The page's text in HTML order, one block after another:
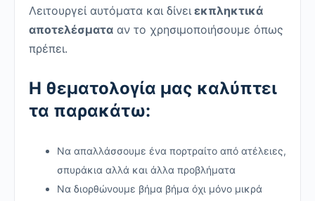
Λειτουργεί αυτόματα και δίνειεκπληκτικά
αποτελέσματα αν το χρησιμοποιήσουμε όπως
πρέπει.
Η θεματολογία μας καλύπτει
τα παρακάτω:
Να απαλλάσσουμε ένα πορτραίτο από ατέλειες,
σπυράκια αλλά και άλλα προβλήματα
Να διορθώνουμε βήμα βήμα όχι μόνο μικρά